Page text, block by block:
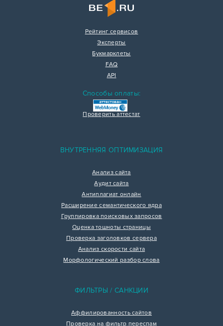
Рейтинг сервисов
Эксперты
Букмарклеты
FAQ
API
Способы оплаты:
Проверить аттестат
ВНУТРЕННЯЯ ОПТИМИЗАЦИЯ
Анализ сайта
Аудит сайта
Антиплагиат онлайн
Расширение семантического ядра
Группировка поисковых запросов
Оценка тошноты страницы
Проверка заголовков сервера
Анализ скорости сайта
Морфологический разбор слова
ФИЛЬТРЫ / САНКЦИИ
Аффилированность сайтов
Проверка на фильтр переспам